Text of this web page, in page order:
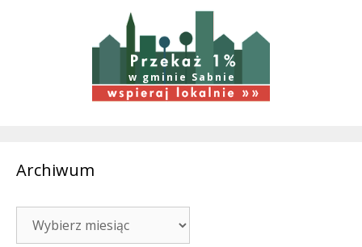
w gminie Sabnie
Archiwum